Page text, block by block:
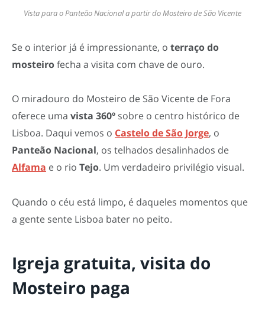
Vista para o Panteão Nacional a partir do Mosteiro de São Vicente
Se o interior já é impressionante, o terraço do
mosteirofecha a visita com chave de ouro.
O miradouro do Mosteiro de São Vicente de Fora
oferece uma vista 360º sobre o centro histórico de
Lisboa. Daqui vemos o Castelo de São Jorge, o
Panteão Nacional, os telhados desalinhados de
Alfama e o rio Tejo. Um verdadeiro privilégio visual.
Quando o céu está limpo, é daqueles momentos que
a gente sente Lisboa bater no peito.
Igreja gratuita, visita do
Mosteiro paga